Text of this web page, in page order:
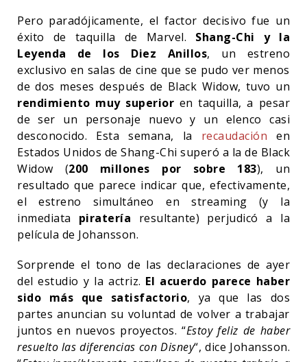
Pero paradójicamente, el factor decisivo fue un
éxito de taquilla de Marvel. Shang-Chi y la
Leyenda de los Diez Anillos, un estreno
exclusivo en salas de cine que se pudo ver menos
de dos meses después de Black Widow, tuvo un
rendimiento muy superior en taquilla, a pesar
de ser un personaje nuevo y un elenco casi
desconocido. Esta semana, la recaudación en
Estados Unidos de Shang-Chi superó a la de Black
Widow (200 millones por sobre 183), un
resultado que parece indicar que, efectivamente,
el estreno simultáneo en streaming (y la
inmediata piratería resultante) perjudicó a la
película de Johansson.
Sorprende el tono de las declaraciones de ayer
del estudio y la actriz. El acuerdo parece haber
sido más que satisfactorio, ya que las dos
partes anuncian su voluntad de volver a trabajar
juntos en nuevos proyectos. “Estoy feliz de haber
resuelto las diferencias con Disney“, dice Johansson.